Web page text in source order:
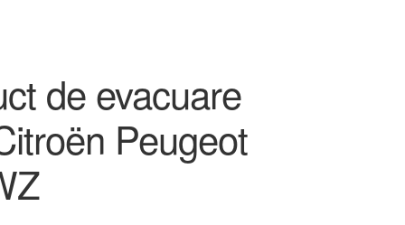
de evacuare
Peugeot